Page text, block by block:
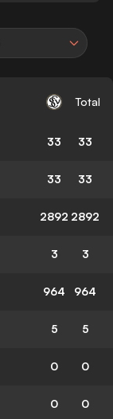
Total
33 33
33 33
2892 2892
3 3
964 964
5 5
0 0
0 0